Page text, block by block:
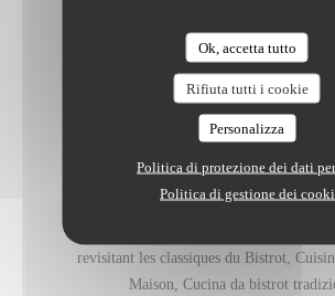
Ok, accetta tutto
Rifiuta tutti i cookie
Personalizza
Politica di protezione dei dati
Politica di gestione dei
PRATICHE
CUCINA
spezzatino, arrosto di maiale) e sapori di
agnello cotto a bassa temperatura,
revisitant les classiques du Bistrot,
Maison, Cucina da bistrot